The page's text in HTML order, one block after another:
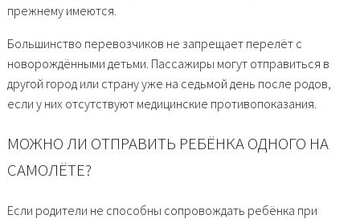
прежнему имеются.
Большинство перевозчиков не запрещает перелёт с
новорождёнными детьми. Пассажиры могут отправиться в
другой город или страну уже на седьмой день после родов,
если у них отсутствуют медицинские противопоказания.
МОЖНО ЛИ ОТПРАВИТЬ РЕБЁНКА ОДНОГО НА
САМОЛЁТЕ?
Если родители не способны сопровождать ребёнка при